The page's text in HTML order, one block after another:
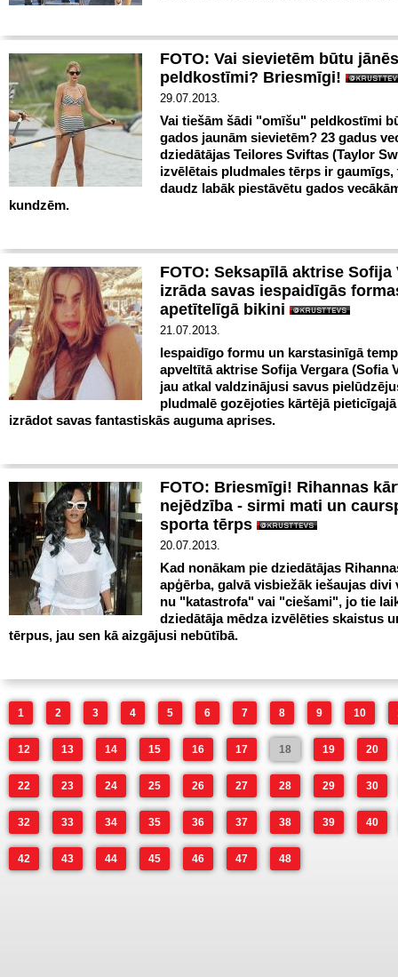
FOTO: Vai sievietēm būtu
peldkostīmi? Briesmīgi!
29.07.2013.
Vai tiešām šādi "omīšu" peldkostīmi
gados jaunām sievietēm? 23 gadus
dziedātājas Teilores Sviftas (Taylor
izvēlētais pludmales tērps ir gaumīgs,
daudz labāk piestāvētu gados
kundzēm.
FOTO: Seksapīlā aktrise Sofija
izrāda savas iespaidīgās
apetītelīgā bikini
21.07.2013.
Iespaidīgo formu un karstasinīgā
apveltītā aktrise Sofija Vergara (Sofia
jau atkal valdzinājusi savus
pludmalē gozējoties kārtējā
izrādot savas fantastiskās auguma aprises.
FOTO: Briesmīgi! Rihannas
nejēdzība - sirmi mati un
sporta tērps
20.07.2013.
Kad nonākam pie dziedātājas
apģērba, galvā visbiežāk iešaujas divi
nu "katastrofa" vai "ciešami", jo tie
dziedātāja mēdza izvēlēties skaistus
tērpus, jau sen kā aizgājusi nebūtībā.
1 2 3 4 5 6 7 8 9 10
12 13 14 15 16 17 18 19 20
22 23 24 25 26 27 28 29 30
32 33 34 35 36 37 38 39 40
42 43 44 45 46 47 48